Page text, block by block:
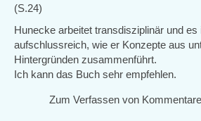
(S.24)
Hunecke arbeitet transdisziplinär und
aufschlussreich, wie er Konzepte aus
Hintergründen zusammenführt.
Ich kann das Buch sehr empfehlen.
Zum Verfassen von